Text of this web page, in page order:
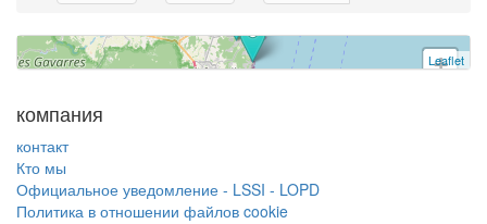
+
Leaflet
компания
контакт
Кто мы
Официальное уведомление - LSSI - LOPD
Политика в отношении файлов cookie